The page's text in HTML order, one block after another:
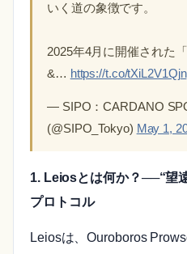
いく道の象徴です。
2025年4月に開催された
&… https://t.co/tXiL2V1Qjn
— SIPO：CARDANO
(@SIPO_Tokyo) May 1,
1. Leiosとは何か？──“望
プロトコル
Leiosは、Ouroboros